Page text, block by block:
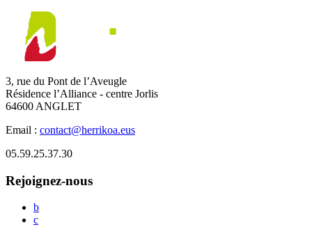
3, rue du Pont de l’Aveugle
Résidence l’Alliance - centre Jorlis
64600 ANGLET
Email : contact@herrikoa.eus
05.59.25.37.30
Rejoignez-nous
b
c